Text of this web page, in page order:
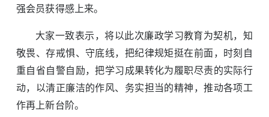
强会员获得感上来。
大家一致表示，将以此次廉政学习教育为契机，知
敬畏、存戒惧、守底线，把纪律规矩挺在前面，时刻自
重自省自警自励，把学习成果转化为履职尽责的实际行
动，以清正廉洁的作风、务实担当的精神，推动各项工
作再上新台阶。